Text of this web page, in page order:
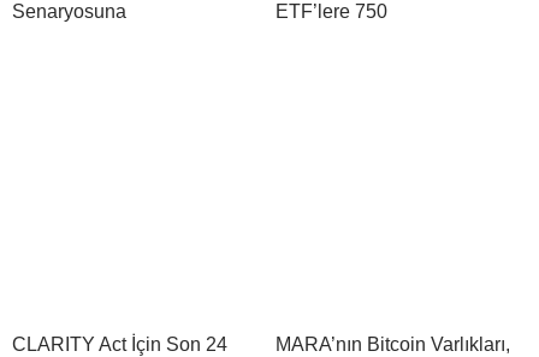
Senaryosuna
ETF’lere 750
CLARITY Act İçin Son 24
MARA’nın Bitcoin Varlıkları,